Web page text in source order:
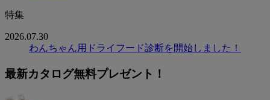
特集
2026.07.30
わんちゃん用ドライフード診断を開始しました！
最新カタログ無料プレゼント！